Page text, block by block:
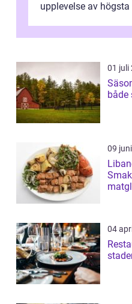
upplevelse av
01 juli
både
09
04